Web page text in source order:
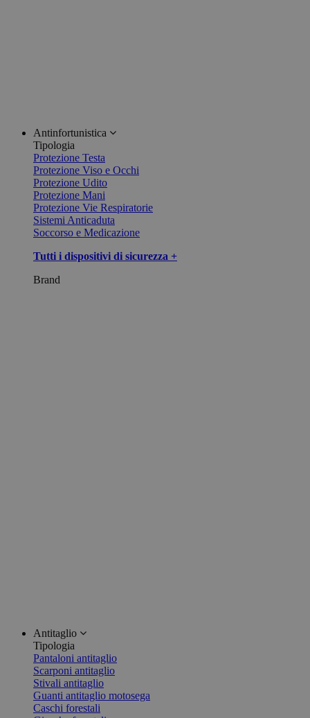
Antinfortunistica
Tipologia
Protezione Testa
Protezione Viso e Occhi
Protezione Udito
Protezione Mani
Protezione Vie Respiratorie
Sistemi Anticaduta
Soccorso e Medicazione
Tutti i dispositivi di sicurezza +
Brand
Antitaglio
Tipologia
Pantaloni antitaglio
Scarponi antitaglio
Stivali antitaglio
Guanti antitaglio motosega
Caschi forestali